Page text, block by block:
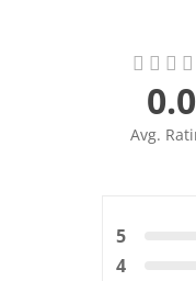
0.0
Avg.
5
4